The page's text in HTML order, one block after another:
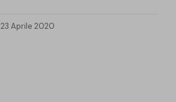
23 Aprile 2020